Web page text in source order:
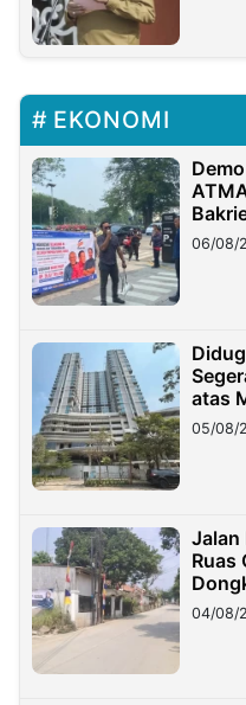
EKONOMI
06/08/
atas
05/08/
Jalan
Ruas
04/08/